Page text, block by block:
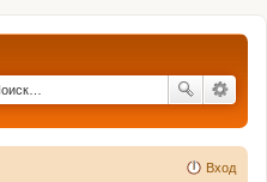
Вход